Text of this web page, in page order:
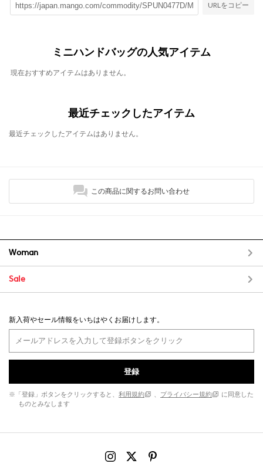
URLをコピー
ミニハンドバッグの人気アイテム
現在おすすめアイテムはありません。
最近チェックしたアイテム
最近チェックしたアイテムはありません。
この商品に関するお問い合わせ
Woman
Sale
新入荷やセール情報をいちはやくお届けします。
登録
※「登録」ボタンをクリックすると、 利用規約 、 プライバシー規約
に同意した
ものとみなします